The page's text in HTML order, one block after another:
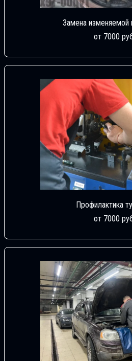
Замена изменяемой
от 7000
Профилактика
от 7000